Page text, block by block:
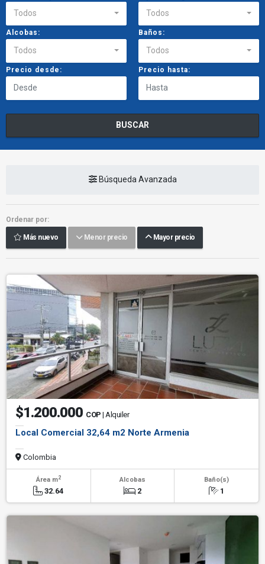
Todos Todos
Alcobas:
Todos
Baños:
Todos
Precio desde: Precio hasta:
BUSCAR
Búsqueda Avanzada
Ordenar por:
Más nuevo Menor precio Mayor precio
$1.200.000 COP | Alquiler
Local Comercial 32,64 m2 Norte Armenia
Colombia
Área m2
32.64
Alcobas
2
Baño(s)
1